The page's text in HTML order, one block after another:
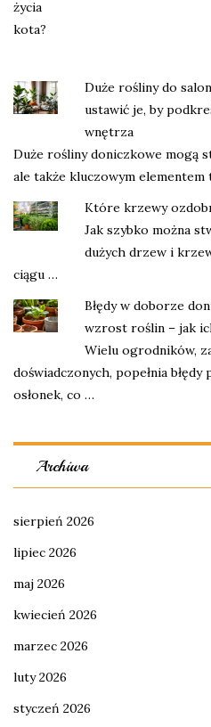
Duże rośliny do
ustawić je, by
wnętrza
Duże rośliny doniczkowe mogą
ale także kluczowym
Które krzewy
Jak szybko można
dużych drzew i
ciągu …
Błędy w doborze
wzrost roślin – jak
Wielu ogrodników,
doświadczonych, popełnia
osłonek, co …
Archiwa
sierpień 2026
lipiec 2026
maj 2026
kwiecień 2026
marzec 2026
luty 2026
styczeń 2026